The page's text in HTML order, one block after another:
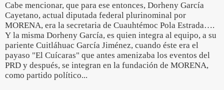
Cabe mencionar, que para ese entonces, Dorheny García
Cayetano, actual diputada federal plurinominal por
MORENA, era la secretaria de Cuauhtémoc Pola Estrada….
Y la misma Dorheny García, es quien integra al equipo, a su
pariente Cuitláhuac García Jiménez, cuando éste era el
payaso "El Cuícaras" que antes amenizaba los eventos del
PRD y después, se integran en la fundación de MORENA,
como partido político...